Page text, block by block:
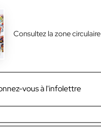
Consultez la zone circulaire
vous à l'infolettre